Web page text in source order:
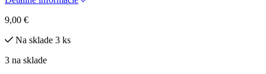
9,00 €
Na sklade 3 ks
3 na sklade